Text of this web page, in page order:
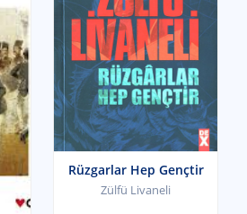
Rüzgarlar Hep Gençtir
Zülfü Livaneli